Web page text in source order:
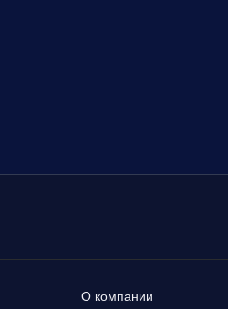
О компании